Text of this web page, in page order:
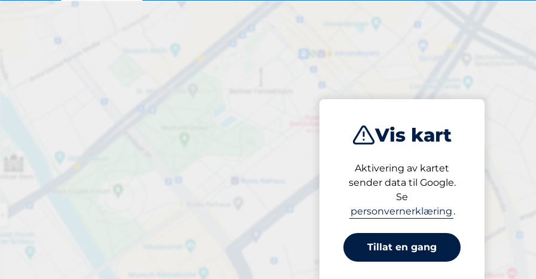
Vis kart
Aktivering av kartet
sender data til Google.
Se
personvernerklæring .
Tillat en gang
Voll Studentby
Åpen nå